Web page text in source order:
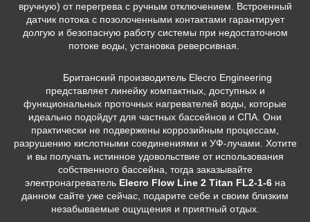
вручную) от перегрева с ручным отключением. Встроенный
датчик потока с позолоченными контактами гарантирует
долгую и безопасную работу системы при недостаточном
потоке воды, установка реверсивная.
Британский производитель Elecro Engineering
представляет линейку компактных, доступных и
функциональных проточных нагревателей воды, которые
идеально подойдут для частных бассейнов и СПА. Они
практически не подвержены коррозийным процессам,
разрушению кислотными соединениями и УФ-лучами. Хотите
и вы получать истинное удовольствие от использования
собственного бассейна, тогда заказывайте
электронагреватель Elecro Flow Line 2 Titan FL2-1-6на
данном сайте уже сейчас, подарите себе и своим близким
незабываемые ощущения и приятный отдых.